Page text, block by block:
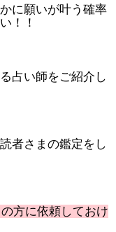
に願いが叶う確率
！！
占い師をご紹介し
者さまの鑑定をし
方に依頼しておけ